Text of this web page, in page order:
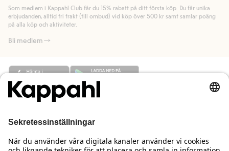
Läs mer
Läs mer
Som medlem i Kappahl Club får du 15% rabatt på ditt första köp. Du får unika
erbjudanden, alltid fri frakt (till ombud) vid köp över 500 kr samt samlar poäng
på alla köp och aktiviteter.
Bli medlem
Behöver du hjälp?